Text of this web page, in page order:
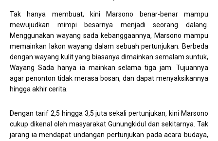
Tak hanya membuat, kini Marsono benar-benar mampu
mewujudkan mimpi besarnya menjadi seorang dalang.
Menggunakan wayang sada kebanggaannya, Marsono mampu
memainkan lakon wayang dalam sebuah pertunjukan. Berbeda
dengan wayang kulit yang biasanya dimainkan semalam suntuk,
Wayang Sada hanya ia mainkan selama tiga jam. Tujuannya
agar penonton tidak merasa bosan, dan dapat menyaksikannya
hingga akhir cerita.
Dengan tarif 2,5 hingga 3,5 juta sekali pertunjukan, kini Marsono
cukup dikenal oleh masyarakat Gunungkidul dan sekitarnya. Tak
jarang ia mendapat undangan pertunjukan pada acara budaya,